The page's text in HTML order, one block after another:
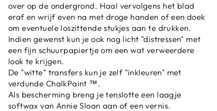
over op de ondergrond. Haal vervolgens het blad
eraf en wrijf even na met droge handen of een doek
om eventuele loszittende stukjes aan te drukken.
Indien gewenst kun je ook nog licht "distressen" met
een fijn schuurpapiertje om een wat verweerdere
look te krijgen.
De "witte" transfers kun je zelf "inkleuren" met
verdunde ChalkPaint ™.
Als bescherming breng je tenslotte een laagje
softwax van Annie Sloan aan of een vernis.